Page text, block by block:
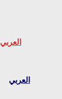
العربي
العربي